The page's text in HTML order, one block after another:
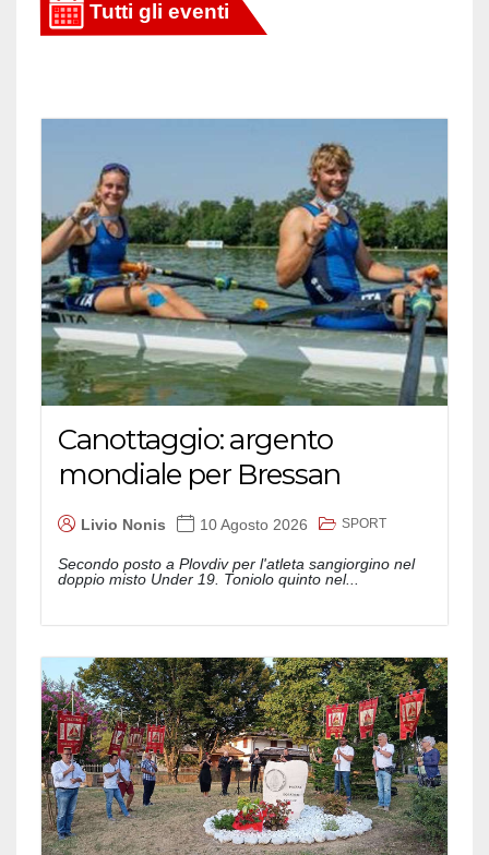
Canottaggio: argento
mondiale per Bressan
Livio Nonis 10 Agosto 2026 SPORT
Secondo posto a Plovdiv per l'atleta sangiorgino nel
doppio misto Under 19. Toniolo quinto nel...